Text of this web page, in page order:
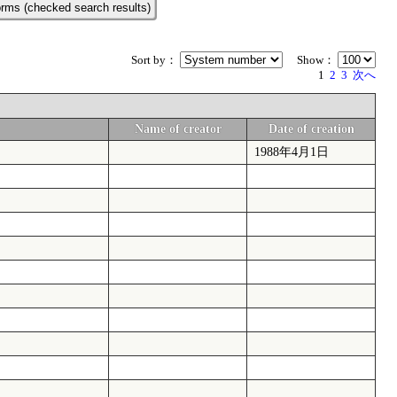
(checked search results)
Show：
Sort by：
1 2 3 次へ
Name of creator
Date of creation
1988年4月1日